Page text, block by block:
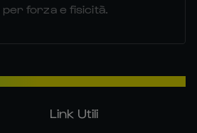
forza e fisicità.
Link Utili